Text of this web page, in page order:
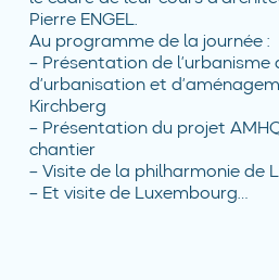
Pierre ENGEL.
Au programme de la journée :
– Présentation de l’urbanisme
d’urbanisation et
Kirchberg
– Présentation du projet
chantier
– Visite de la philharmonie de
– Et visite de Luxembourg…